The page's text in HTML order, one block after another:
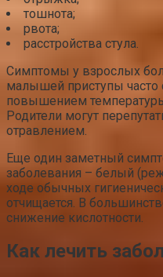
тошнота;
рвота;
расстройства стула.
Симптомы у взрослых
малышей приступы часто
повышением
Родители могут
отравлением.
Еще один заметный
заболевания – белый
ходе обычных
отчищается. В
снижение кислотности.
Как лечить